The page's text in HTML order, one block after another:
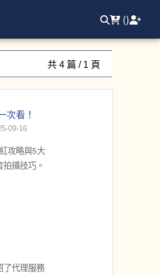
()
共 4 篇 / 1 頁
次看！
09-16
攻略與5大
攝技巧。
了代理服務